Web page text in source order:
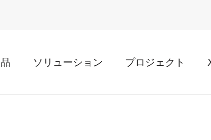
ソリューション プロジェクト